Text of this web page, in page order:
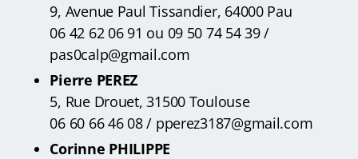
9, Avenue Paul Tissandier, 64000 Pau
06 42 62 06 91 ou 09 50 74 54 39 /
pas0calp@gmail.com
Pierre PEREZ
5, Rue Drouet, 31500 Toulouse
06 60 66 46 08 / pperez3187@gmail.com
Corinne PHILIPPE